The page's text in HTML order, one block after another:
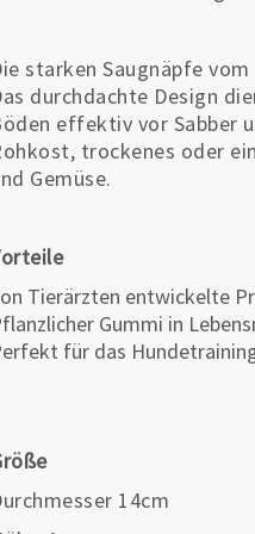
starken Saugnäpfe
durchdachte Design
effektiv vor Sabber
trockenes oder
Gemüse.
Tierärzten entwickelte
Gummi in
für das
14cm